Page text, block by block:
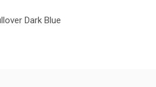
Dark Blue